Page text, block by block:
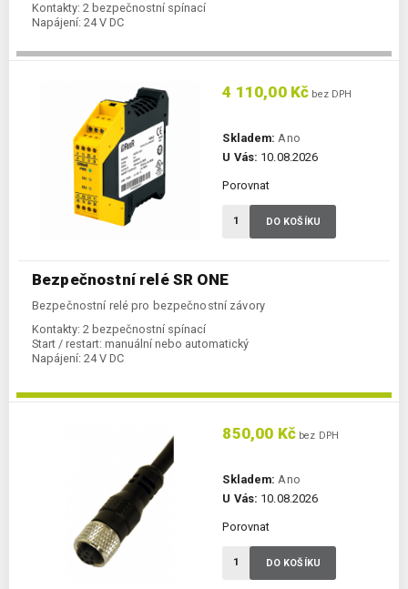
Kontakty: 2 bezpečnostní spínací
Napájení: 24 V DC
Bezpečnostní relé SR ONE
Bezpečnostní relé pro bezpečnostní závory
Kontakty: 2 bezpečnostní spínací
Start / restart: manuální nebo automatický
Napájení: 24 V DC
4 110,00 Kč bez DPH
Skladem: Ano
U Vás: 10.08.2026
Porovnat
DO KOŠÍKU
850,00 Kč bez DPH
Skladem: Ano
U Vás: 10.08.2026
Porovnat
DO KOŠÍKU